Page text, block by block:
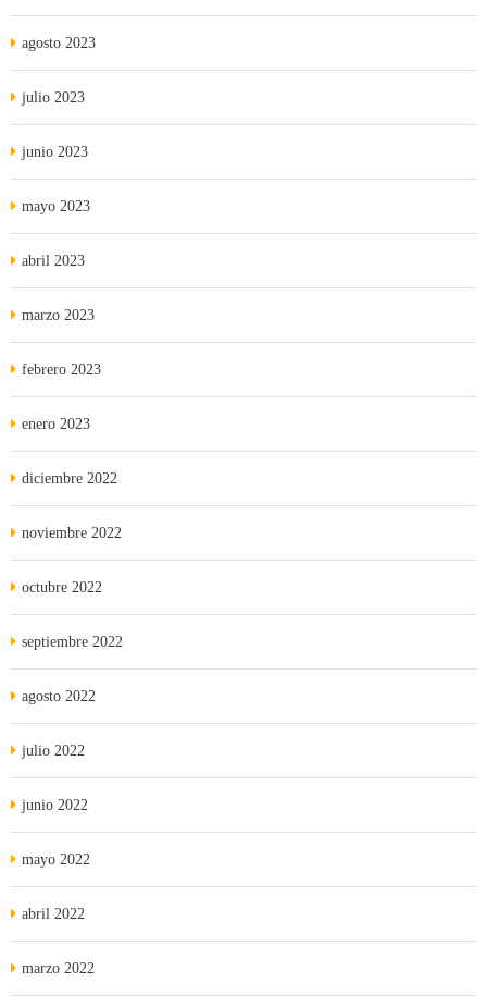
agosto 2023
julio 2023
junio 2023
mayo 2023
abril 2023
marzo 2023
febrero 2023
enero 2023
diciembre 2022
noviembre 2022
octubre 2022
septiembre 2022
agosto 2022
julio 2022
junio 2022
mayo 2022
abril 2022
marzo 2022